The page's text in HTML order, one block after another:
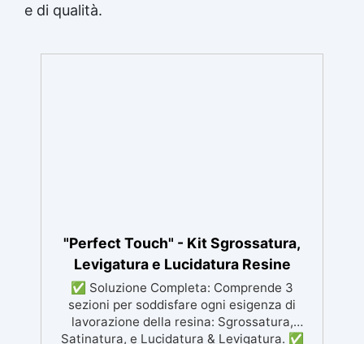
e di qualità.
"Perfect Touch" - Kit Sgrossatura,
Levigatura e Lucidatura Resine
✅ Soluzione Completa: Comprende 3
sezioni per soddisfare ogni esigenza di
lavorazione della resina: Sgrossatura,
Satinatura, e Lucidatura & Levigatura. ✅